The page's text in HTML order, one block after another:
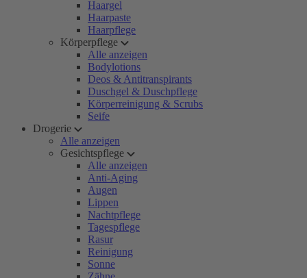
Haargel
Haarpaste
Haarpflege
Körperpflege
Alle anzeigen
Bodylotions
Deos & Antitranspirants
Duschgel & Duschpflege
Körperreinigung & Scrubs
Seife
Drogerie
Alle anzeigen
Gesichtspflege
Alle anzeigen
Anti-Aging
Augen
Lippen
Nachtpflege
Tagespflege
Rasur
Reinigung
Sonne